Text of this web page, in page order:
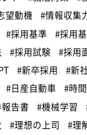
望動機 #情報収集
#採用基準
#採用
#採用試験 #採用
#新卒採用
#新
#日産自動車
#時
告書 #機械学習
#理想の上司 #理